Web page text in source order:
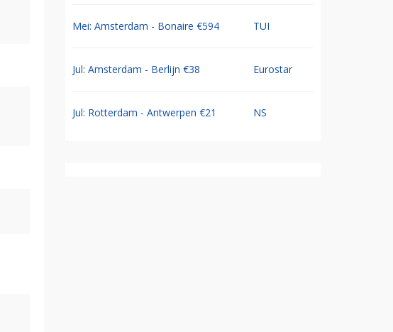
Mei: Amsterdam - Bonaire €594 TUI
Jul: Amsterdam - Berlijn €38 Eurostar
Jul: Rotterdam - Antwerpen €21 NS